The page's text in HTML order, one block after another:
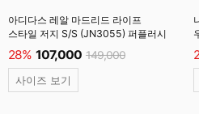
아디다스 레알 마드리드 라이프
스타일 저지 S/S (JN3055) 퍼플러시
28% 107,000 149,000
사이즈 보기